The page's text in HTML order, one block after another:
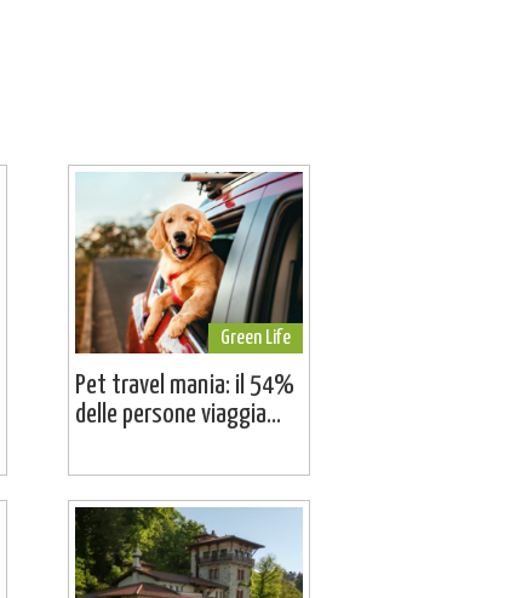
Green Life
Pet travel mania: il 54%
delle persone viaggia...